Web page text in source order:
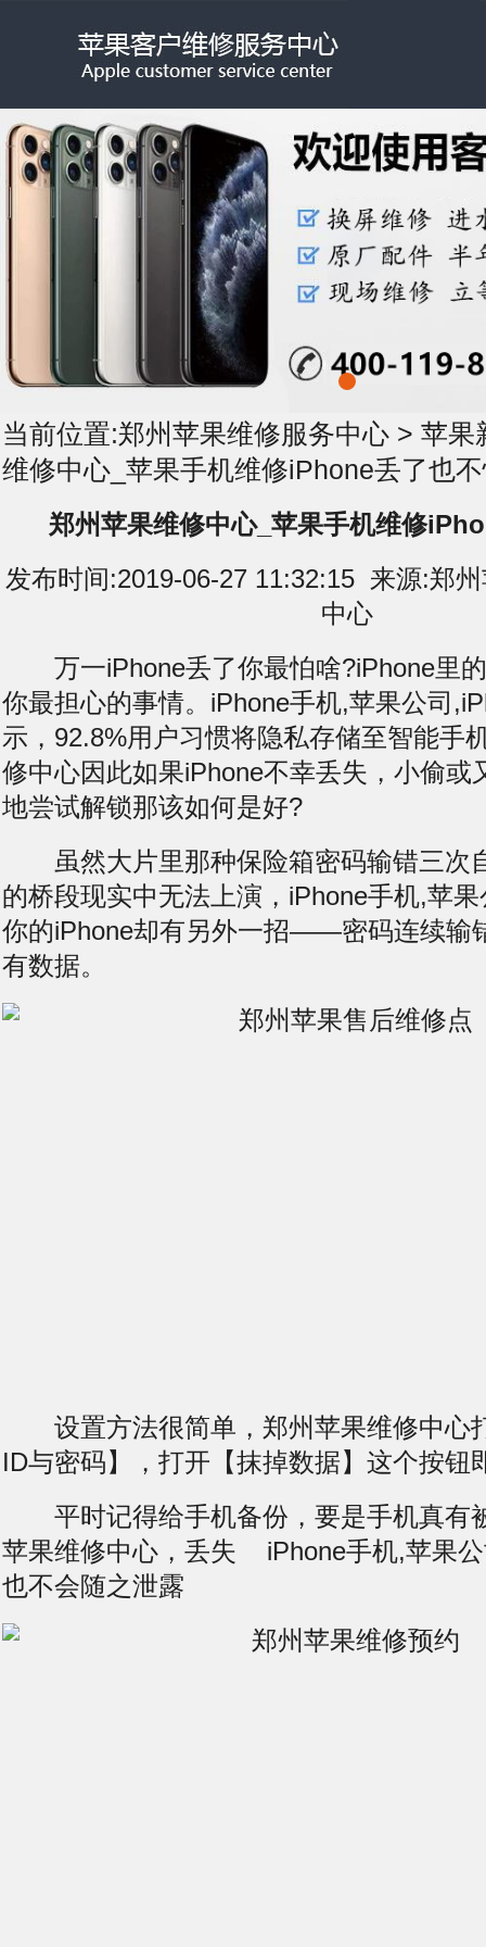
当前位置:郑州苹果维修服务中心 > 苹果
维修中心_苹果手机维修iPhone丢了也
郑州苹果维修中心_苹果手机维修
发布时间:2019-06-27 11:32:15 来源:郑
中心
万一iPhone丢了你最怕啥?iPhone里
你最担心的事情。iPhone手机,苹果公司
示，92.8%用户习惯将隐私存储至智能手
修中心因此如果iPhone不幸丢失 ，小偷
地尝试解锁那该如何是好?
虽然大片里那种保险箱密码输错三次
的桥段现实中无法上演，iPhone手机,苹
你的iPhone却有另外一招——密码连续输
有数据。
设置方法很简单，郑州苹果维修中心
ID与密码】，打开【抹掉数据】这个按钮
平时记得给手机备份，要是手机真有
苹果维修中心， 丢失 iPhone手机,苹果
也不会随之泄露